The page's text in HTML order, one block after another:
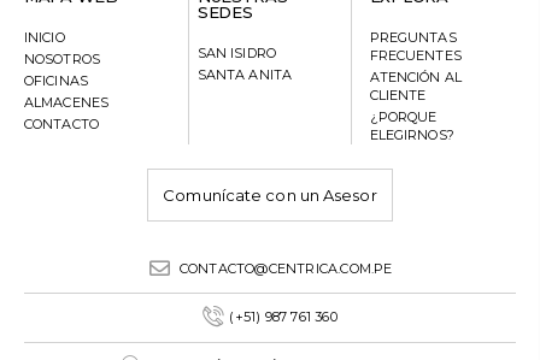
INICIO
NOSOTROS
OFICINAS
ALMACENES
CONTACTO
SEDES
SAN ISIDRO
SANTA ANITA
PREGUNTAS
FRECUENTES
ATENCIÓN AL
CLIENTE
¿PORQUE
ELEGIRNOS?
Comunícate con un Asesor
CONTACTO@CENTRICA.COM.PE
(+51) 987 761 360